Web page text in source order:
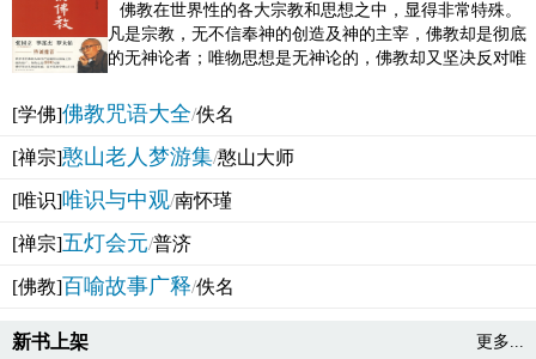
佛教在世界性的各大宗教和思想之中，显得非常特殊。
凡是宗教，无不信奉神的创造及神的主宰，佛教却是彻底
的无神论者；唯物思想是无神论的，佛教却又坚决反对唯
[学佛]佛教咒语大全/佚名
[禅宗]憨山老人梦游集/憨山大师
[唯识]唯识与中观/南怀瑾
[禅宗]五灯会元/普济
[佛教]百喻故事广释/佚名
新书上架 更多...